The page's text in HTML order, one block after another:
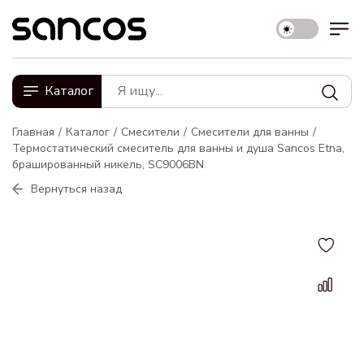
Каталог
Главная Каталог Смесители
Смесители для ванны
Термостатический смеситель для ванны и душа Sancos Etna,
брашированный никель, SC9006BN
Вернуться назад